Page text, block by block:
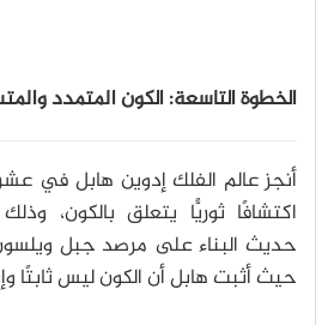
الخطوة التاسعة: الكون المتمدد
أنجز عالم الفلك إدوين هابل في
اكتشافًا ثوريًّا يتعلق بالكون،
حديث البناء على مرصد جبل
حيث أثبت هابل أن الكون ليس ثابتًا